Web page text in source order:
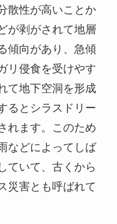
散性が高いことか
が剥がされて地層
傾向があり、急傾
リ侵食を受けやす
て地下空洞を形成
るとシラスドリー
れます。このため
などによってしば
ていて、古くから
災害とも呼ばれて